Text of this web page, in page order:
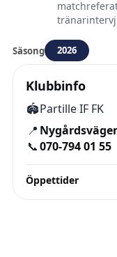
Säsong 2026
Klubbinfo
🏟️Partille IF FK
📍
📞070-794 01 55
Öppettider